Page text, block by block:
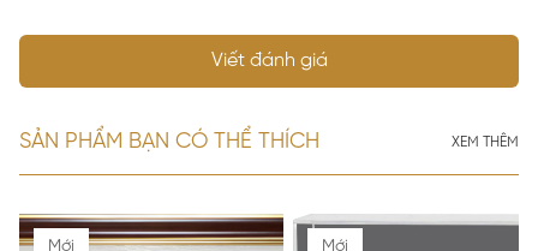
Viết đánh giá
SẢN PHẨM BẠN CÓ THỂ THÍCH XEM THÊM
Mới Mới